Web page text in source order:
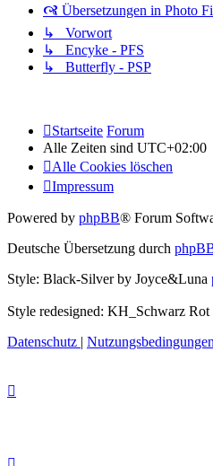
🙧 Übersetzungen in Photo
↳ Vorwort
↳ Encyke - PFS
↳ Butterfly - PSP
Startseite Forum
Alle Zeiten sind UTC+02:00
Alle Cookies löschen
Impressum
Powered by phpBB® Forum
Deutsche Übersetzung durch
Style: Black-Silver by Joyce&Luna
Style redesigned: KH_Schwarz Rot
Datenschutz | Nutzungsbedingungen